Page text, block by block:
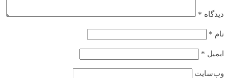
دیدگاه *
نام *
ایمیل *
وب‌سایت